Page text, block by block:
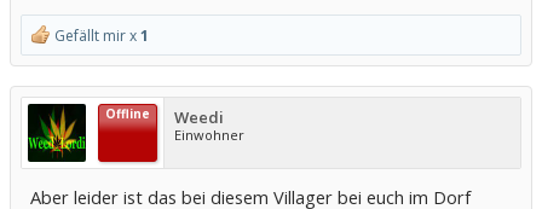
Gefällt mir x1
Offline Weedi
Einwohner
Aber leider ist das bei diesem Villager bei euch im Dorf